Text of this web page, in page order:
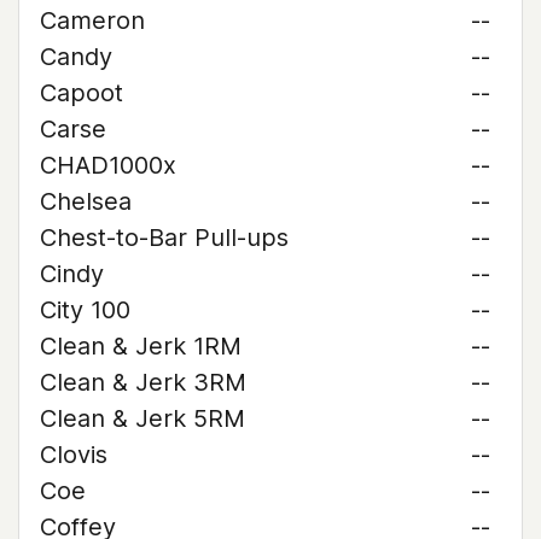
Cameron
--
Candy
--
Capoot
--
Carse
--
CHAD1000x
--
Chelsea
--
Chest-to-Bar Pull-ups
--
Cindy
--
City 100
--
Clean & Jerk 1RM
--
Clean & Jerk 3RM
--
Clean & Jerk 5RM
--
Clovis
--
Coe
--
Coffey
--